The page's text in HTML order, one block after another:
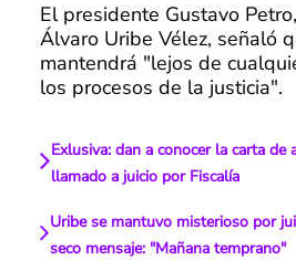
El presidente Gustavo
Álvaro Uribe Vélez, señaló
mantendrá "lejos de
los procesos de la justicia".
Exlusiva: dan a conocer la carta de
llamado a juicio por Fiscalía
Uribe se mantuvo misterioso por
seco mensaje: "Mañana temprano"